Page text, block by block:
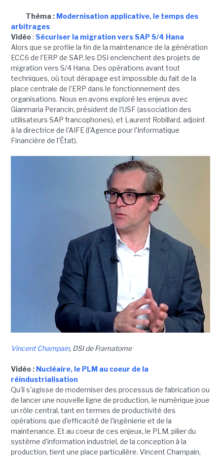
Théma : Modernisation applicative, le temps des
arbitrages
Vidéo: Sécuriser la migration vers SAP S/4 Hana
Alors que se profile la fin de la maintenance de la génération
ECC6 de l'ERP de SAP, les DSI enclenchent des projets de
migration vers S/4 Hana. Des opérations avant tout
techniques, où tout dérapage est impossible du fait de la
place centrale de l'ERP dans le fonctionnement des
organisations. Nous en avons exploré les enjeux avec
Gianmaria Perancin, président de l'USF (association des
utilisateurs SAP francophones), et Laurent Robillard, adjoint
à la directrice de l'AIFE (l'Agence pour l'Informatique
Financière de l'État).
Vincent Champain, DSI de Framatome
Vidéo : Nucléaire, le PLM au coeur de la
réindustrialisation
Qu'il s'agisse de moderniser des processus de fabrication ou
de lancer une nouvelle ligne de production, le numérique joue
un rôle central, tant en termes de productivité des
opérations que d'efficacité de l'ingénierie et de la
maintenance. Et au coeur de ces enjeux, le PLM, pilier du
système d'information industriel, de la conception à la
production, tient une place particulière. Vincent Champain,